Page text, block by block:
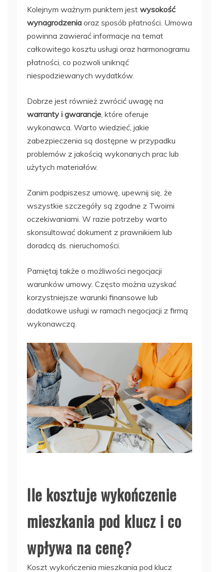
Kolejnym ważnym punktem jest wysokość
wynagrodzenia oraz sposób płatności. Umowa
powinna zawierać informacje na temat
całkowitego kosztu usługi oraz harmonogramu
płatności, co pozwoli uniknąć
niespodziewanych wydatków.
Dobrze jest również zwrócić uwagę na
warranty i gwarancje , które oferuje
wykonawca. Warto wiedzieć, jakie
zabezpieczenia są dostępne w przypadku
problemów z jakością wykonanych prac lub
użytych materiałów.
Zanim podpiszesz umowę, upewnij się, że
wszystkie szczegóły są zgodne z Twoimi
oczekiwaniami. W razie potrzeby warto
skonsultować dokument z prawnikiem lub
doradcą ds. nieruchomości.
Pamiętaj także o możliwości negocjacji
warunków umowy. Często można uzyskać
korzystniejsze warunki finansowe lub
dodatkowe usługi w ramach negocjacji z firmą
wykonawczą.
Ile kosztuje wykończenie
mieszkania pod klucz i co
wpływa na cenę?
Koszt wykończenia mieszkania pod klucz